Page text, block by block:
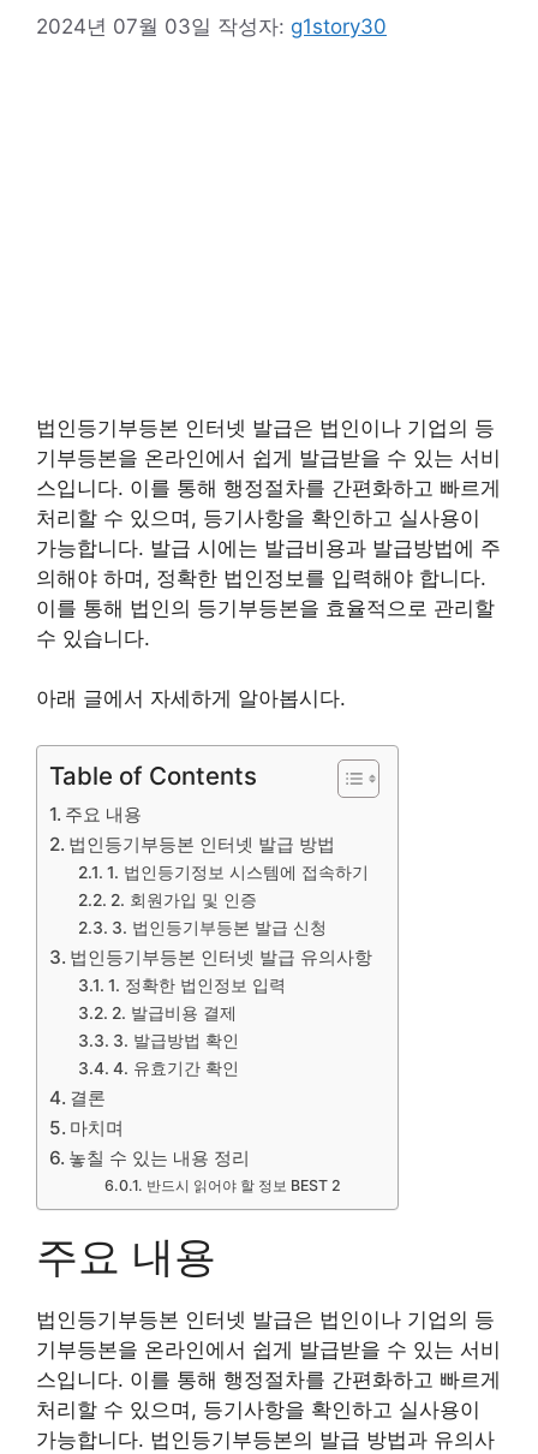
2024년 07월 03일 작성자: g1story30
법인등기부등본 인터넷 발급은 법인이나 기업의 등
기부등본을 온라인에서 쉽게 발급받을 수 있는 서비
스입니다. 이를 통해 행정절차를 간편화하고 빠르게
처리할 수 있으며, 등기사항을 확인하고 실사용이
가능합니다. 발급 시에는 발급비용과 발급방법에 주
의해야 하며, 정확한 법인정보를 입력해야 합니다.
이를 통해 법인의 등기부등본을 효율적으로 관리할
수 있습니다.
아래 글에서 자세하게 알아봅시다.
Table of Contents
주요 내용
법인등기부등본 인터넷 발급 방법
1. 법인등기정보 시스템에 접속하기
2. 회원가입 및 인증
3. 법인등기부등본 발급 신청
법인등기부등본 인터넷 발급 유의사항
1. 정확한 법인정보 입력
2. 발급비용 결제
3. 발급방법 확인
4. 유효기간 확인
결론
마치며
놓칠 수 있는 내용 정리
반드시 읽어야 할 정보 BEST 2
주요 내용
법인등기부등본 인터넷 발급은 법인이나 기업의 등
기부등본을 온라인에서 쉽게 발급받을 수 있는 서비
스입니다. 이를 통해 행정절차를 간편화하고 빠르게
처리할 수 있으며, 등기사항을 확인하고 실사용이
가능합니다. 법인등기부등본의 발급 방법과 유의사